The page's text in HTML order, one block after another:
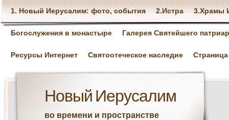
1. Новый Иерусалим: фото, события 2.Истра 3.Храмы
Богослужения в монастыре Галерея Святейшего
Ресурсы Интернет Святоотеческое наследие
Новый Иерусалим
во времени и пространстве